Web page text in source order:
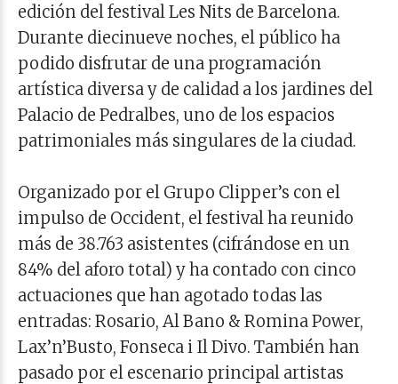
edición del festival Les Nits de Barcelona.
Durante diecinueve noches, el público ha
podido disfrutar de una programación
artística diversa y de calidad a los jardines del
Palacio de Pedralbes, uno de los espacios
patrimoniales más singulares de la ciudad.
Organizado por el Grupo Clipper’s con el
impulso de Occident, el festival ha reunido
más de 38.763 asistentes (cifrándose en un
84% del aforo total) y ha contado con cinco
actuaciones que han agotado todas las
entradas: Rosario, Al Bano & Romina Power,
Lax’n’Busto, Fonseca i Il Divo. También han
pasado por el escenario principal artistas